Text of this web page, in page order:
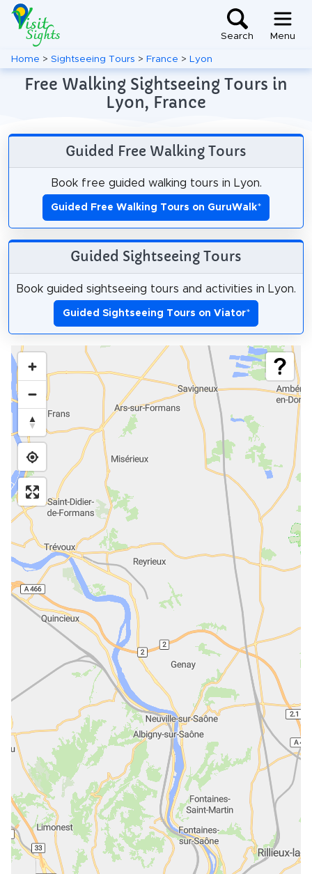
Search Menu
Home > Sightseeing Tours > France > Lyon
Free Walking Sightseeing Tours in
Lyon, France
Guided Free Walking Tours
Book free guided walking tours in Lyon.
Guided Free Walking Tours on GuruWalk*
Guided Sightseeing Tours
Book guided sightseeing tours and activities in Lyon.
Guided Sightseeing Tours on Viator*